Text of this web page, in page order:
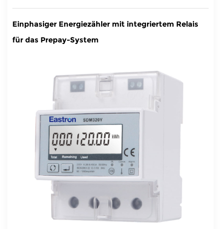
Einphasiger Energiezähler mit integriertem Relais
für das Prepay-System